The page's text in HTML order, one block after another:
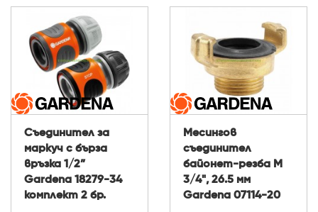
Съединител за
маркуч с бърза
връзка 1/2”
Gardena 18279-34
комплект 2 бр.
Месингов
съединител
байонет-резба М
3/4", 26.5 мм
Gardena 07114-20